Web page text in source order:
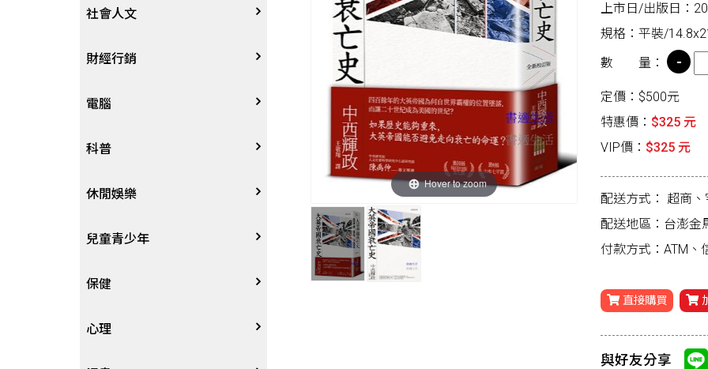
留學考試
學習法/考試方法
國中小參考書
日語
韓語
歐語
東南亞語
閩南語/台語
其他語言
中文
字辭典
百科、圖鑑
地圖集
其他工具書
社會人文
社會學、人文思想
法律
政治
軍事
哲學
歷史地理
歷史人物傳記
財經行銷
行銷廣告
談判溝通
電子商務&趨勢
生涯規劃
經營管理、成功學
商學、經濟學
電腦
軟體
硬體
技能檢定
電玩攻略
其他
科普
大自然動植物
天文地理
物理化學
科普
休閒娛樂
體育運動
音樂、樂譜
繪畫/書法
兒童青少年
0~3歲
4~8歲
保健
家庭、親子
心理
Hover to zoom
上市日/出版日：
規格：平裝/
數 量：
定價：$500元
特惠價： $325 元
VIP價： $325 元
配送方式： 超商、
配送地區：台澎金
付款方式：ATM、
直接購買
與好友分享